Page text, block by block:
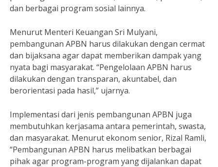
dan berbagai program sosial lainnya.
Menurut Menteri Keuangan Sri Mulyani,
pembangunan APBN harus dilakukan dengan cermat
dan bijaksana agar dapat memberikan dampak yang
nyata bagi masyarakat. “Pengelolaan APBN harus
dilakukan dengan transparan, akuntabel, dan
berorientasi pada hasil,” ujarnya.
Implementasi dari jenis pembangunan APBN juga
membutuhkan kerjasama antara pemerintah, swasta,
dan masyarakat. Menurut ekonom senior, Rizal Ramli,
“Pembangunan APBN harus melibatkan berbagai
pihak agar program-program yang dijalankan dapat